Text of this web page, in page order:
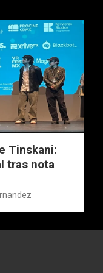
Tinskani:
tras nota